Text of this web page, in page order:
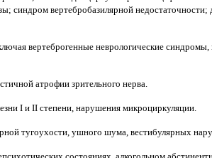
синдром вертебробазилярной
вертеброгенные неврологические
атрофии зрительного нерва.
I и II степени, нарушения микроциркуляции.
тугоухости, ушного шума, вестибулярных